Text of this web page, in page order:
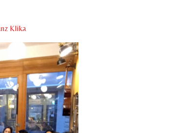
Klika